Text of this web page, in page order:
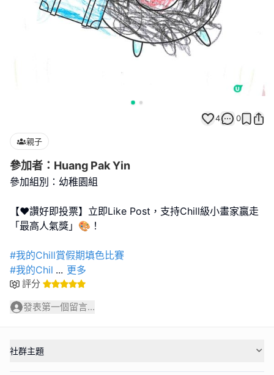
4 0
親子
參加者：Huang Pak Yin
參加組別：幼稚園組
【❤️讚好即投票】立即Like Post，支持Chill級小畫家贏走
「最高人氣獎」🎨！
#我的Chill賞假期填色比賽
#我的Chil ... 更多
評分
發表第一個留言...
社群主題